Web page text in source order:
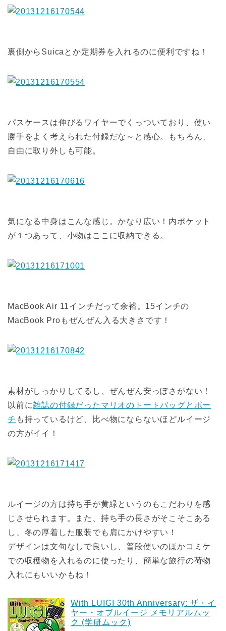
裏側からSuicaとか定期券を入れるのに便利ですね！
パスケースは伸びるワイヤーでくっついており、使い
勝手をよく考えられた付録だな～と感心。もちろん、
自由に取り外しも可能。
気になる中身はこんな感じ。かなり広い！内ポケット
が１つあって、小物はここに収納できる。
MacBook Air 11インチだって余裕。15インチの
MacBook Proもぜんぜん入る大きさです！
素材がしっかりしてるし、ぜんぜん安っぽさがない！
以前に雑誌の付録だったマリオのトートバッグとポー
チ も持っているけど、比べ物にならないほどルイージ
の方がイイ！
ルイージの方は持ち手が黄緑というのもこだわりを感
じさせられます。また、持ち手の長さがそこそこある
し、冬の厚着した服装でも肩にかけやすい！
デザインは文句なしで良いし、普段使いのほかコミケ
での収穫物を入れるのに使ったり、簡単な旅行の荷物
入れにもいいかもね！
With LUIGI 30th Anniversary: ザ・イ
ヤー・オブルイージ メモリアルムッ
ク (学研ムック)